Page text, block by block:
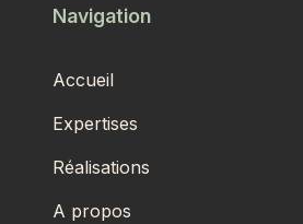
Navigation
Accueil
Expertises
Réalisations
A propos